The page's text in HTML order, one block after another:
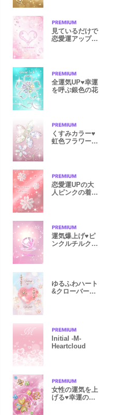
見ているだけで
恋愛運アップの
全運気UP♥️幸運
を呼ぶ銀色の花
くすみカラー♥️
虹色フラワー全
恋愛運UPの大
人ピンクの着せ
運気爆上げ♥ピ
ンクルチルクォ
ゆるふわハート
&クローバーで
Initial -M-
Heartcloud
女性の運気を上
げる♥幸運のク